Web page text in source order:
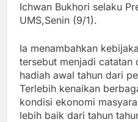
Ichwan Bukhori selaku
UMS,Senin (9/1).
Ia menambahkan
tersebut menjadi catatan
hadiah awal tahun dari
Terlebih kenaikan
kondisi ekonomi
lebih baik dari tahun